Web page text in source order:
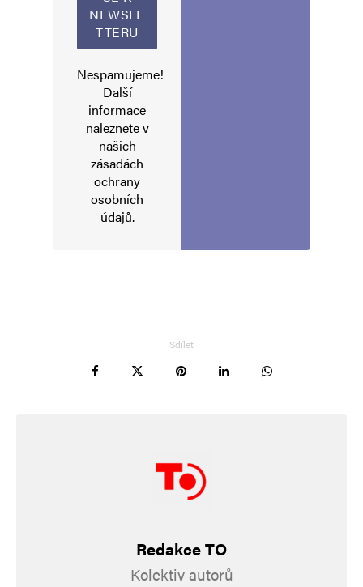
Nespamujeme!
Další
informace
naleznete v
našich
zásadách
ochrany
osobních
údajů.
Sdílet
Redakce TO
Kolektiv autorů